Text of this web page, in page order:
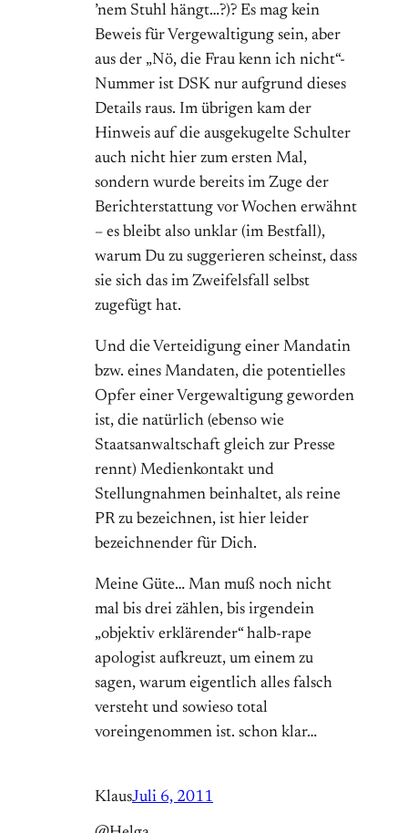
’nem Stuhl hängt…?)? Es mag kein
Beweis für Vergewaltigung sein, aber
aus der „Nö, die Frau kenn ich nicht“-
Nummer ist DSK nur aufgrund dieses
Details raus. Im übrigen kam der
Hinweis auf die ausgekugelte Schulter
auch nicht hier zum ersten Mal,
sondern wurde bereits im Zuge der
Berichterstattung vor Wochen erwähnt
– es bleibt also unklar (im Bestfall),
warum Du zu suggerieren scheinst, dass
sie sich das im Zweifelsfall selbst
zugefügt hat.
Und die Verteidigung einer Mandatin
bzw. eines Mandaten, die potentielles
Opfer einer Vergewaltigung geworden
ist, die natürlich (ebenso wie
Staatsanwaltschaft gleich zur Presse
rennt) Medienkontakt und
Stellungnahmen beinhaltet, als reine
PR zu bezeichnen, ist hier leider
bezeichnender für Dich.
Meine Güte… Man muß noch nicht
mal bis drei zählen, bis irgendein
„objektiv erklärender“ halb-rape
apologist aufkreuzt, um einem zu
sagen, warum eigentlich alles falsch
versteht und sowieso total
voreingenommen ist. schon klar…
KlausJuli 6, 2011